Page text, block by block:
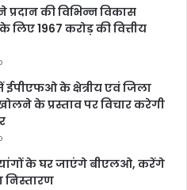
प्रदान की विभिन्न विकास
1967 करोड़ की वित्तीय
ईपीएफओ के क्षेत्रीय एवं जिला
के प्रस्ताव पर विचार करेगी
के घर जाएंगे बीएलओ, करेंगे
निस्तारण